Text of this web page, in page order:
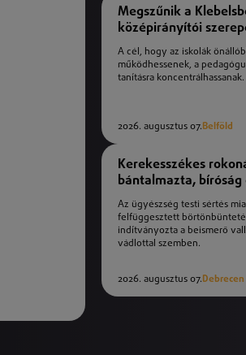
Megszűnik a
középirányítói
A cél, hogy az iskolák
működhessenek, a
tanításra koncentrálhassanak.
2026. augusztus 07.Belföld
Kerekesszékes
bántalmazta,
férfi
Az ügyészség testi sértés
felfüggesztett
indítványozta a beismerő
vádlottal szemben.
2026. augusztus 07.Debrecen